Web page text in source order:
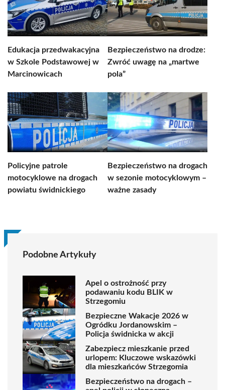
Edukacja przedwakacyjna
w Szkole Podstawowej w
Marcinowicach
Bezpieczeństwo na drodze:
Zwróć uwagę na „martwe
pola”
Policyjne patrole
motocyklowe na drogach
powiatu świdnickiego
Bezpieczeństwo na drogach
w sezonie motocyklowym –
ważne zasady
Podobne Artykuły
Apel o ostrożność przy
podawaniu kodu BLIK w
Strzegomiu
Bezpieczne Wakacje 2026 w
Ogródku Jordanowskim –
Policja świdnicka w akcji
Zabezpiecz mieszkanie przed
urlopem: Kluczowe wskazówki
dla mieszkańców Strzegomia
Bezpieczeństwo na drogach –